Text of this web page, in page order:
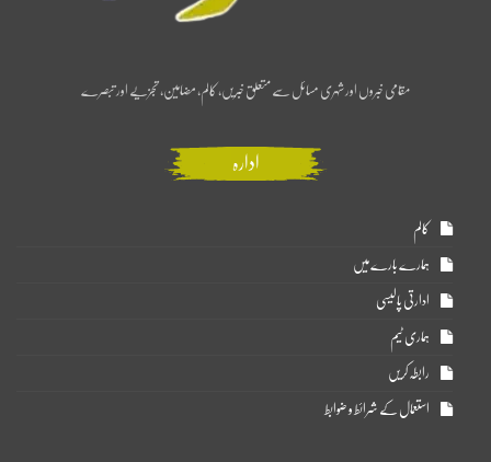
مقامی خبروں اور شہری مسائل سے متعلق خبریں، کالم، مضامین، تجزیے اور تبصرے
ادارہ
کالم
ہمارے بارے میں
ادارتی پالیسی
ہماری ٹیم
رابطہ کریں
استعمال کے شرائط و ضوابط